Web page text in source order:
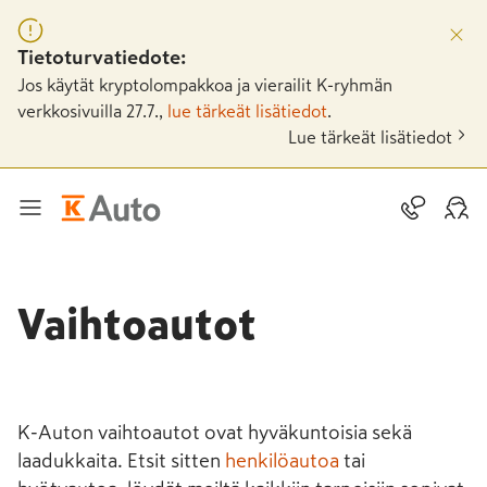
Tietoturvatiedote:
Jos käytät kryptolompakkoa ja vierailit K-ryhmän
verkkosivuilla 27.7.,
lue tärkeät lisätiedot
Lue tärkeät lisätiedot
Vaihtoautot
K-Auton vaihtoautot ovat hyväkuntoisia sekä
laadukkaita. Etsit sitten henkilöautoa tai